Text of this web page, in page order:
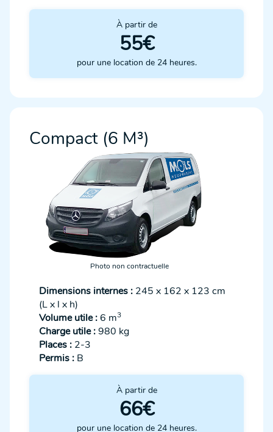
À partir de
55€
pour une location de 24 heures.
Compact (6 M³)
Photo non contractuelle
Dimensions internes : 245 x 162 x 123 cm
(L x l x h)
Volume utile :6 m3
Charge utile :980 kg
Places : 2-3
Permis : B
À partir de
66€
pour une location de 24 heures.